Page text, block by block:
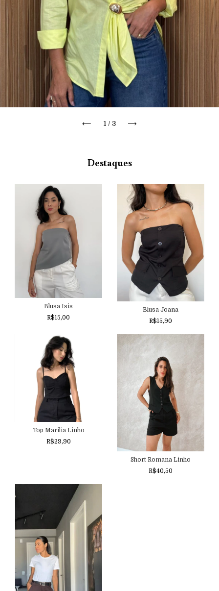
1/ 3
Destaques
Blusa Isis
R$15,00
Blusa Joana
R$15,90
Top Marilia Linho
R$29,90
Short Romana Linho
R$40,50